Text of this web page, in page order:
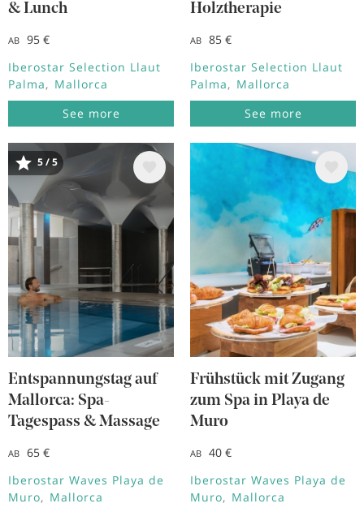
& Lunch
AB
95 €
Iberostar Selection Llaut
Palma
Mallorca
See more
Holztherapie
AB
85 €
Iberostar Selection Llaut
Palma
Mallorca
See more
Bild5 / 5
Entspannungstag auf
Mallorca: Spa-
Tagespass & Massage
AB
65 €
Iberostar Waves Playa de
Muro
Mallorca
Bild
Frühstück mit Zugang
zum Spa in Playa de
Muro
AB
40 €
Iberostar Waves Playa de
Muro
Mallorca